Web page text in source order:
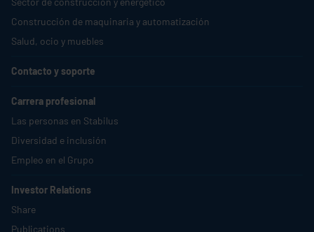
Construcción de maquinaria y automatización
Salud, ocio y muebles
Contacto y soporte
Carrera profesional
Las personas en Stabilus
Diversidad e inclusión
Empleo en el Grupo
Investor Relations
Share
Publications